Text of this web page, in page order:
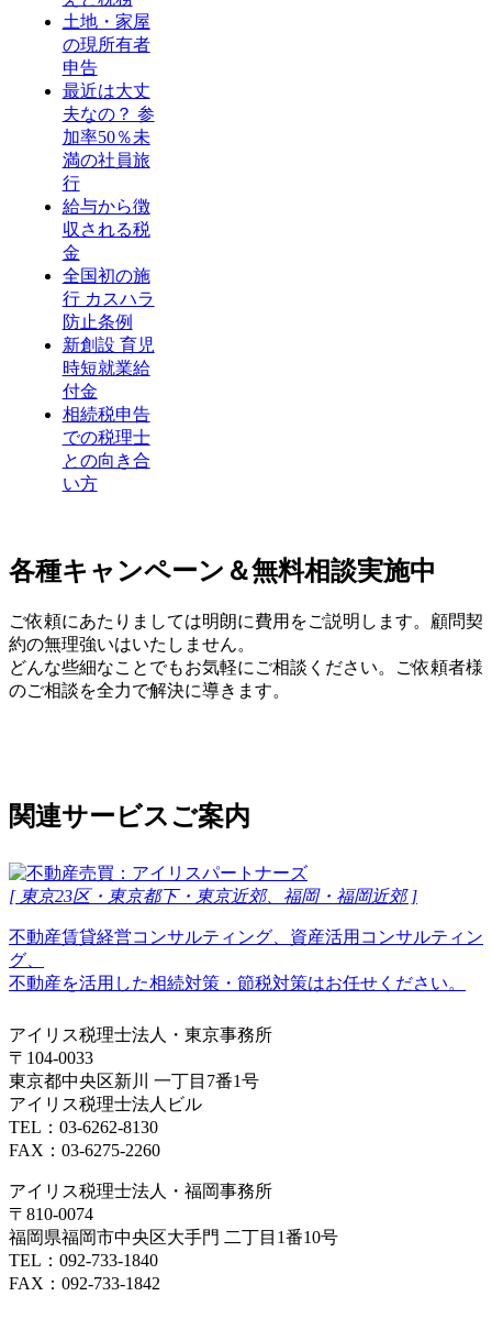
土地・家屋
の現所有者
申告
最近は大丈
夫なの？ 参
加率50％未
満の社員旅
行
給与から徴
収される税
金
全国初の施
行 カスハラ
防止条例
新創設 育児
時短就業給
付金
相続税申告
での税理士
との向き合
い方
各種キャンペーン＆無料相談実施中
ご依頼にあたりましては明朗に費用をご説明します。顧問契
約の無理強いはいたしません。
どんな些細なことでもお気軽にご相談ください。ご依頼者様
のご相談を全力で解決に導きます。
関連サービスご案内
[ 東京23区・東京都下・東京近郊、福岡・福岡近郊 ]
不動産賃貸経営コンサルティング、資産活用コンサルティン
グ、
不動産を活用した相続対策・節税対策はお任せください。
アイリス税理士法人・東京事務所
〒104-0033
東京都中央区新川 一丁目7番1号
アイリス税理士法人ビル
TEL：03-6262-8130
FAX：03-6275-2260
アイリス税理士法人・福岡事務所
〒810-0074
福岡県福岡市中央区大手門 二丁目1番10号
TEL：092-733-1840
FAX：092-733-1842